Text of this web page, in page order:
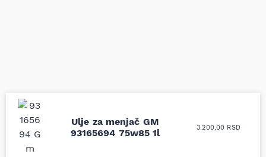
Ulje za menjač GM
93165694 75w85 1l
3.200,00 RSD
Uporedila sam sve
moguće online
Odlična usluga i